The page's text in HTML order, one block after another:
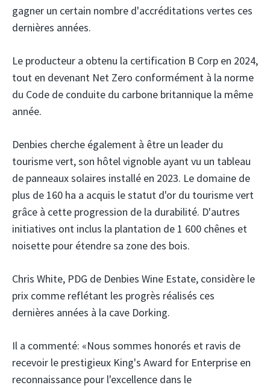
gagner un certain nombre d'accréditations vertes ces
dernières années.
Le producteur a obtenu la certification B Corp en 2024,
tout en devenant Net Zero conformément à la norme
du Code de conduite du carbone britannique la même
année.
Denbies cherche également à être un leader du
tourisme vert, son hôtel vignoble ayant vu un tableau
de panneaux solaires installé en 2023. Le domaine de
plus de 160 ha a acquis le statut d'or du tourisme vert
grâce à cette progression de la durabilité. D'autres
initiatives ont inclus la plantation de 1 600 chênes et
noisette pour étendre sa zone des bois.
Chris White, PDG de Denbies Wine Estate, considère le
prix comme reflétant les progrès réalisés ces
dernières années à la cave Dorking.
Il a commenté: «Nous sommes honorés et ravis de
recevoir le prestigieux King's Award for Enterprise en
reconnaissance pour l'excellence dans le